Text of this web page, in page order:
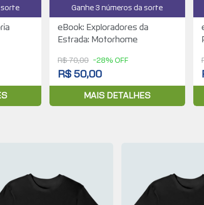
sorte Ganhe 3 números da sorte
eBook: Exploradores da
Estrada: Motorhome
R$ 70,00 -28% OFF
R$ 50,00
MAIS DETALHES